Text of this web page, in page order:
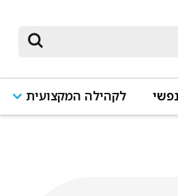
לקהילה המקצועית